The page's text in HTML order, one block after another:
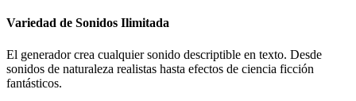
Variedad de Sonidos Ilimitada
El generador crea cualquier sonido descriptible en texto. Desde
sonidos de naturaleza realistas hasta efectos de ciencia ficción
fantásticos.